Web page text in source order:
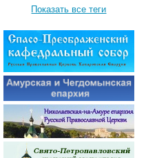
Показать все теги